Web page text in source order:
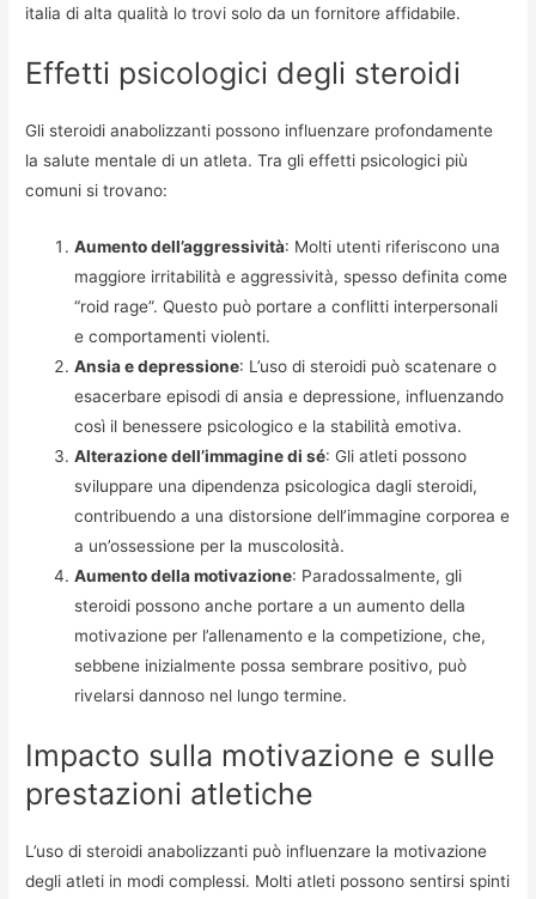
italia di alta qualità lo trovi solo da un fornitore affidabile.
Effetti psicologici degli steroidi
Gli steroidi anabolizzanti possono influenzare profondamente
la salute mentale di un atleta. Tra gli effetti psicologici più
comuni si trovano:
Aumento dell’aggressività: Molti utenti riferiscono una
maggiore irritabilità e aggressività, spesso definita come
“roid rage”. Questo può portare a conflitti interpersonali
e comportamenti violenti.
Ansia e depressione: L’uso di steroidi può scatenare o
esacerbare episodi di ansia e depressione, influenzando
così il benessere psicologico e la stabilità emotiva.
Alterazione dell’immagine di sé: Gli atleti possono
sviluppare una dipendenza psicologica dagli steroidi,
contribuendo a una distorsione dell’immagine corporea e
a un’ossessione per la muscolosità.
Aumento della motivazione: Paradossalmente, gli
steroidi possono anche portare a un aumento della
motivazione per l’allenamento e la competizione, che,
sebbene inizialmente possa sembrare positivo, può
rivelarsi dannoso nel lungo termine.
Impacto sulla motivazione e sulle
prestazioni atletiche
L’uso di steroidi anabolizzanti può influenzare la motivazione
degli atleti in modi complessi. Molti atleti possono sentirsi spinti